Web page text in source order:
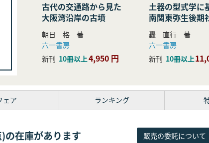
古代の交通路から見た
大阪湾沿岸の古墳
朝日 格 著
六一書房
新刊 10冊以上4,950 円
土器の型式学に
南関東弥生後期
研究
轟 直行 著
六一書房
新刊 10冊以上
ェア ランキング
の在庫があります 販売の委託について